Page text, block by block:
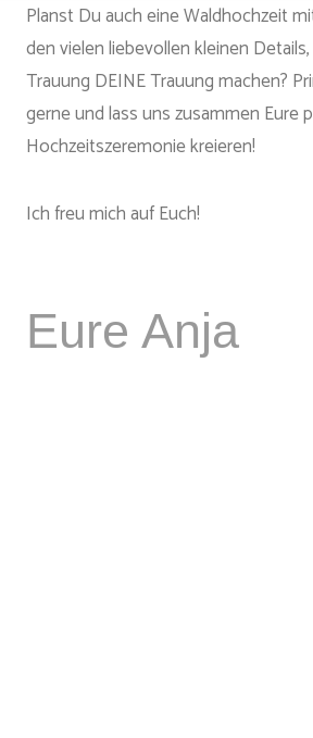
Planst Du auch eine Waldhochzeit
den vielen liebevollen kleinen
Trauung DEINE Trauung machen?
gerne und lass uns zusammen Eure
Hochzeitszeremonie kreieren!
Ich freu mich auf Euch!
Eure Anja